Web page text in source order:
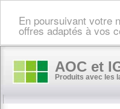
En poursuivant votre
offres adaptés à vos
AOC et
Produits avec les